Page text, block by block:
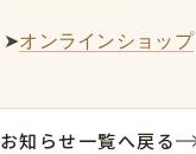
➤オンラインショップ
お知らせ一覧へ戻る